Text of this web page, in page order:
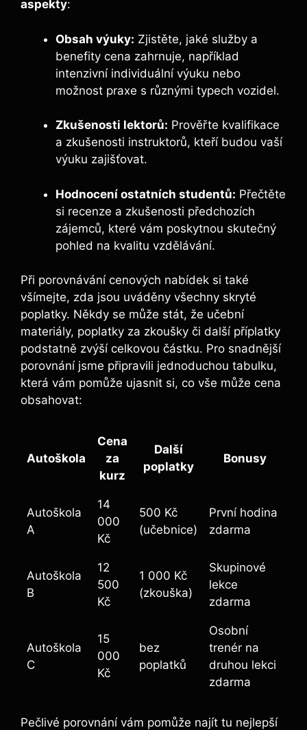
aspekty:
Obsah výuky: Zjistěte, jaké služby a
benefity cena zahrnuje, například
intenzivní individuální výuku nebo
možnost praxe s různými typech vozidel.
Zkušenosti lektorů: Prověřte kvalifikace
a zkušenosti instruktorů, kteří budou vaší
výuku zajišťovat.
Hodnocení ostatních studentů: Přečtěte
si recenze a zkušenosti předchozích
zájemců, které vám poskytnou skutečný
pohled na kvalitu vzdělávání.
Při porovnávání cenových nabídek si také
všímejte, zda jsou uváděny všechny skryté
poplatky. Někdy se může stát, že učební
materiály, poplatky za zkoušky či další příplatky
podstatně zvýší celkovou částku. Pro snadnější
porovnání jsme připravili jednoduchou tabulku,
která vám pomůže ujasnit si, co vše může cena
obsahovat:
Autoškola
Cena
za
kurz
Další
poplatky
Bonusy
Autoškola
A
14
000
Kč
500 Kč
(učebnice)
První hodina
zdarma
Autoškola
B
12
500
Kč
1 000 Kč
(zkouška)
Skupinové
lekce
zdarma
Autoškola
C
15
000
Kč
bez
poplatků
Osobní
trenér na
druhou lekci
zdarma
Pečlivé porovnání vám pomůže najít tu nejlepší